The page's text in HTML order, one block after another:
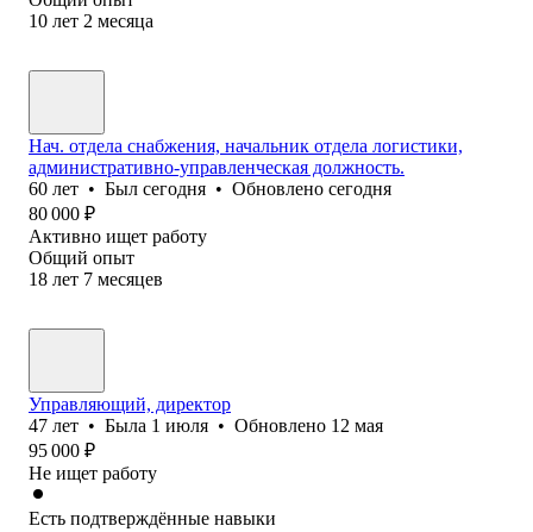
10 лет 2 месяца
Нач. отдела снабжения, начальник отдела логистики,
административно-управленческая должность.
60 лет • Был сегодня • Обновлено сегодня
80 000 ₽
Активно ищет работу
Общий опыт
18 лет 7 месяцев
Управляющий, директор
47 лет • Была 1 июля • Обновлено 12 мая
95 000 ₽
Не ищет работу
Есть подтверждённые навыки